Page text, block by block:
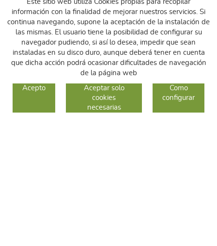
CAMBIOS Y DEVOLUCIONES
Este sitio web utiliza Cookies propias para recopilar
información con la finalidad de mejorar nuestros servicios. Si
continua navegando, supone la aceptación de la instalación de
las mismas. El usuario tiene la posibilidad de configurar su
navegador pudiendo, si así lo desea, impedir que sean
instaladas en su disco duro, aunque deberá tener en cuenta
que dicha acción podrá ocasionar dificultades de navegación
de la página web
Acepto
Aceptar solo
cookies
necesarias
Como
configurar